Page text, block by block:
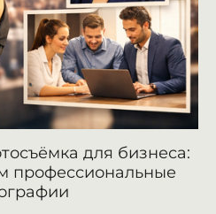
для бизнеса:
профессиональные